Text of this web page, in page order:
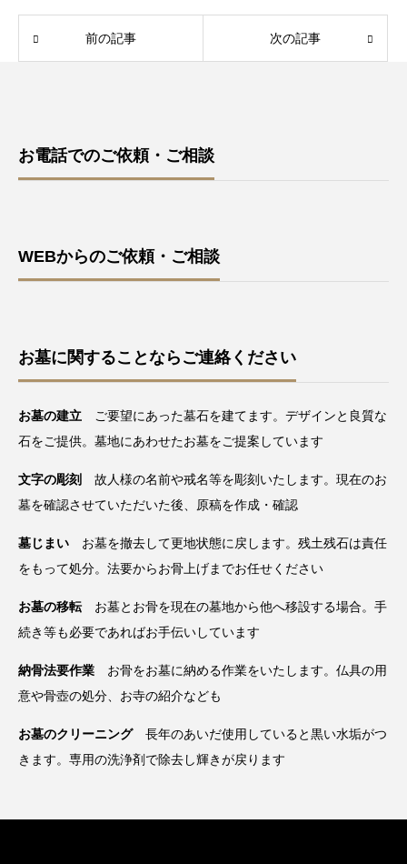
前の記事 次の記事
お電話でのご依頼・ご相談
WEBからのご依頼・ご相談
お墓に関することならご連絡ください
お墓の建立 ご要望にあった墓石を建てます。デザインと良質な
石をご提供。墓地にあわせたお墓をご提案しています
文字の彫刻
故人様の名前や戒名等を彫刻いたします。現在のお
墓を確認させていただいた後、原稿を作成・確認
墓じまい お墓を撤去して更地状態に戻します。残土残石は責任
をもって処分。法要からお骨上げまでお任せください
お墓の移転お墓とお骨を現在の墓地から他へ移設する場合。手
続き等も必要であればお手伝いしています
納骨法要作業 お骨をお墓に納める作業をいたします。仏具の用
意や骨壺の処分、お寺の紹介なども
お墓のクリーニング長年のあいだ使用していると黒い水垢がつ
きます。専用の洗浄剤で除去し輝きが戻ります